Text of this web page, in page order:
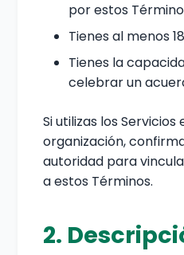
por estos
Tienes al menos
Tienes la
celebrar un
Si utilizas los
organización,
autoridad para
a estos Términos.
2.